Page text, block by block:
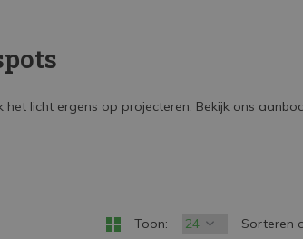
het licht ergens op projecteren. Bekijk ons
Toon: Sorteren